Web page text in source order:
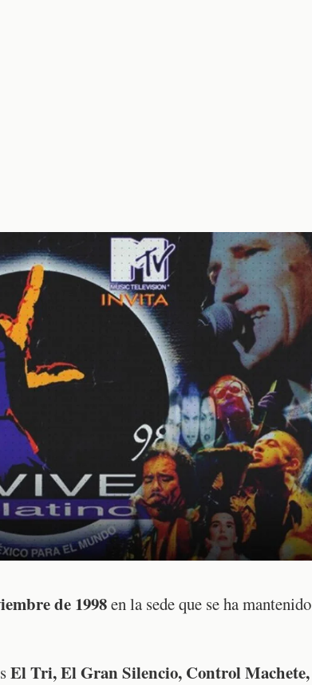
de 1998en la sede que se ha mantenido
El Tri, El Gran Silencio, Control Machete,